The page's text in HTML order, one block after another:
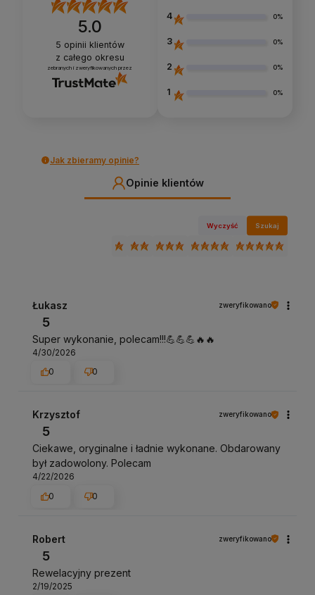
5.0
5 opinii klientów
z całego okresu
zebranych i zweryfikowanych przez
4 0%
3 0%
2 0%
1 0%
Jak zbieramy opinie?
Opinie klientów
Wyczyść Szukaj
Łukasz zweryfikowano
5
Super wykonanie, polecam!!!💪💪💪🔥🔥
4/30/2026
0
0
Krzysztof zweryfikowano
5
Ciekawe, oryginalne i ładnie wykonane. Obdarowany
był zadowolony. Polecam
4/22/2026
0
0
Robert zweryfikowano
5
Rewelacyjny prezent
2/19/2025